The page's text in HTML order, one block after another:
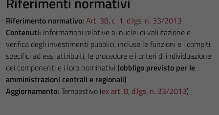
Riferimento normativo: Art. 38, c. 1, d.lgs. n. 33/2013
Contenuti: Informazioni relative ai nuclei di valutazione e
verifica degli investimenti pubblici, incluse le funzioni e i compiti
specifici ad essi attribuiti, le procedure e i criteri di individuazione
dei componenti e i loro nominativi (obbligo previsto per le
amministrazioni centrali e regionali)
Aggiornamento: Tempestivo (ex art. 8, d.lgs. n. 33/2013)